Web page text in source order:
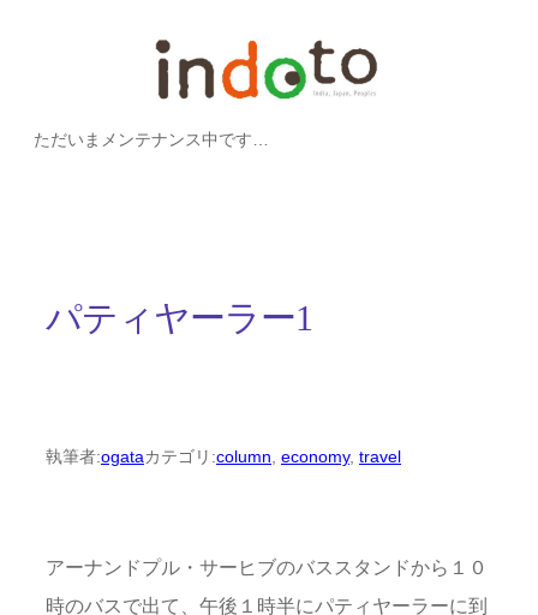
ただいまメンテナンス中です…
パティヤーラー1
執筆者:ogataカテゴリ:column, economy, travel
アーナンドプル・サーヒブのバススタンドから１０
時のバスで出て、午後１時半にパティヤーラーに到